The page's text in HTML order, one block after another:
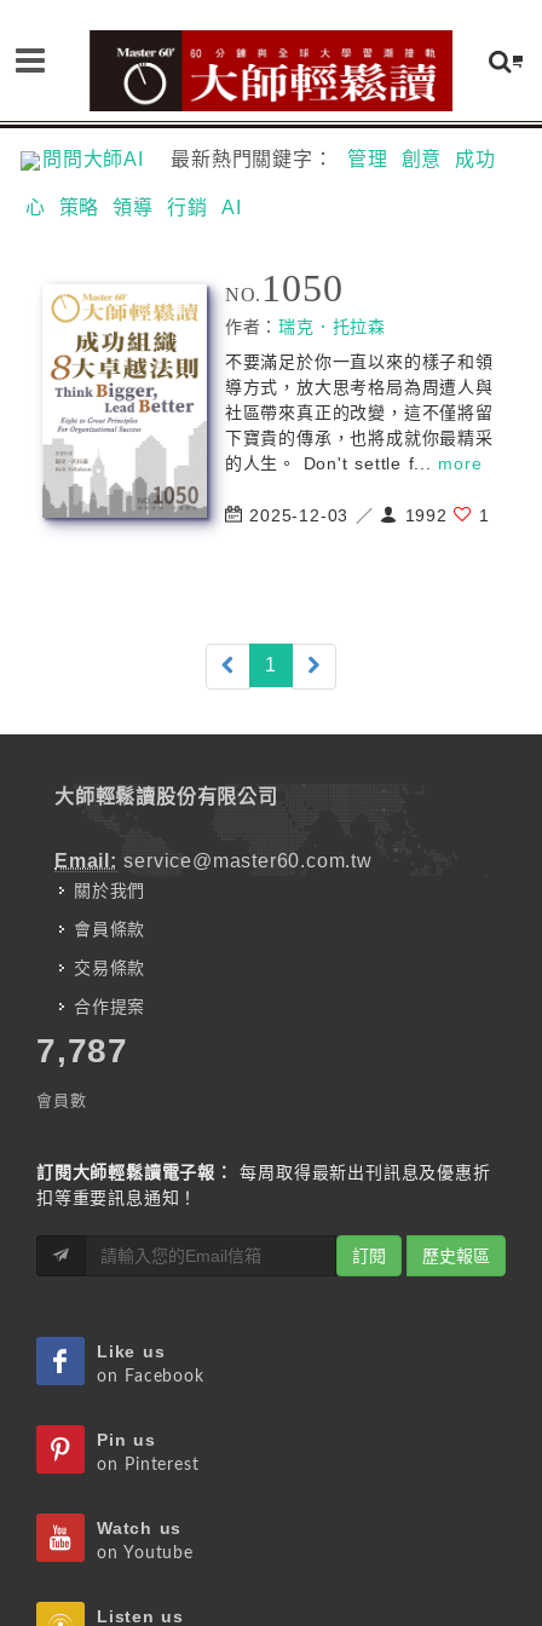
問問大師AI 最新熱門關鍵字： 管理 創意 成功
心 策略 領導 行銷 AI
NO. 1050
作者：瑞克．托拉森
不要滿足於你一直以來的樣子和領
導方式，放大思考格局為周遭人與
社區帶來真正的改變，這不僅將留
下寶貴的傳承，也將成就你最精采
的人生。 Don't settle f... more
2025-12-03 ／ 1992 1
1 (current)
大師輕鬆讀股份有限公司
Email: service@master60.com.tw
關於我們
會員條款
交易條款
合作提案
7,787
會員數
訂閱大師輕鬆讀電子報：
每周取得最新出刊訊息及優惠折
扣等重要訊息通知！
訂閱 歷史報區
Like us
on Facebook
Pin us
on Pinterest
Watch us
on Youtube
Listen us